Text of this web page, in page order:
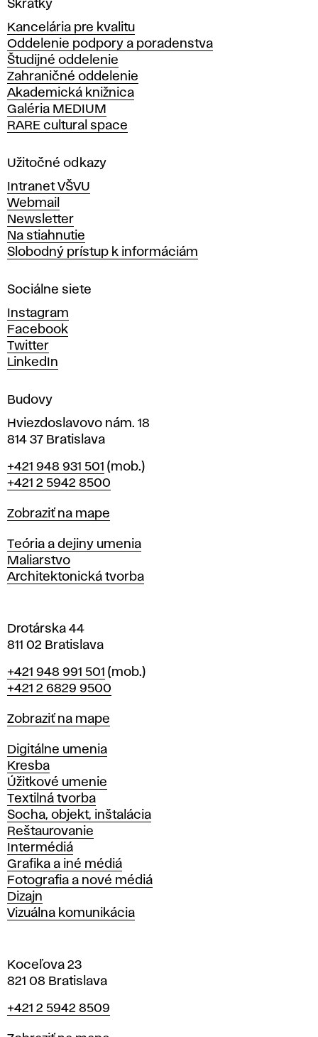
s
o
k
á
š
k
o
a
ý
t
v
a
r
ý
c
h
u
m
e
í
v
r
a
i
l
a
v
Skratky
Kancelária pre kvalitu
Oddelenie podpory a poradenstva
Študijné oddelenie
Zahraničné oddelenie
Akademická knižnica
Galéria MEDIUM
RARE cultural space
Užitočné odkazy
Intranet VŠVU
Webmail
Newsletter
Na stiahnutie
Slobodný prístup k informáciám
Sociálne siete
Instagram
Facebook
Twitter
LinkedIn
Budovy
Hviezdoslavovo nám. 18
814 37 Bratislava
Telefón
+421 948 931 501 (mob.)
+421 2 5942 8500
Mapa
Zobraziť na mape
Katedry
Teória a dejiny umenia
Maliarstvo
Architektonická tvorba
Drotárska 44
811 02 Bratislava
Telefón
+421 948 991 501 (mob.)
+421 2 6829 9500
Mapa
Zobraziť na mape
Katedry
Digitálne umenia
Kresba
Úžitkové umenie
Textilná tvorba
Socha, objekt, inštalácia
Reštaurovanie
Intermédiá
Grafika a iné médiá
Fotografia a nové médiá
Dizajn
Vizuálna komunikácia
Koceľova 23
821 08 Bratislava
Telefón
+421 2 5942 8509